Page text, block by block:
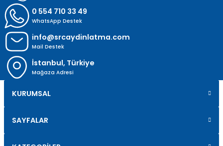
0 554 710 33 49
WhatsApp Destek
info@srcaydinlatma.com
Mail Destek
İstanbul, Türkiye
Mağaza Adresi
KURUMSAL
SAYFALAR